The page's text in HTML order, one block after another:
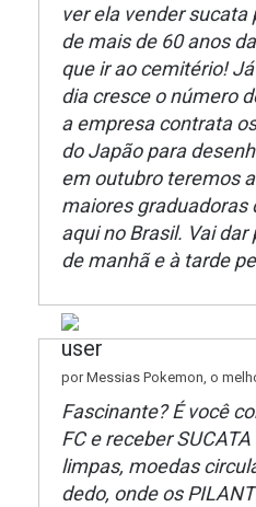
ver ela vender sucata
de mais de 60 anos
que ir ao cemitério!
dia cresce o número
a empresa contrata
do Japão para
em outubro teremos
maiores graduadoras
aqui no Brasil. Vai
de manhã e à tarde
por Messias Pokemon, o
Fascinante? É você
FC e receber
limpas, moedas
dedo, onde os